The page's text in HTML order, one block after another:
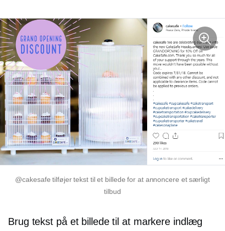
@cakesafe tilføjer tekst til et billede for at annoncere et særligt
tilbud
Brug tekst på et billede til at markere indlæg